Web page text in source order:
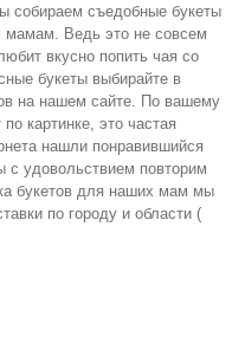
собираем съедобные букеты
мамам. Ведь это не совсем
вкусно попить чая со
букеты выбирайте в
на нашем сайте. По вашему
картинке, это частая
нашли понравившийся
с удовольствием повторим
букетов для наших мам мы
по городу и области (